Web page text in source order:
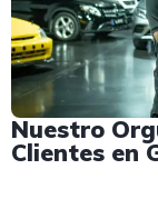
Nuestro
Clientes en